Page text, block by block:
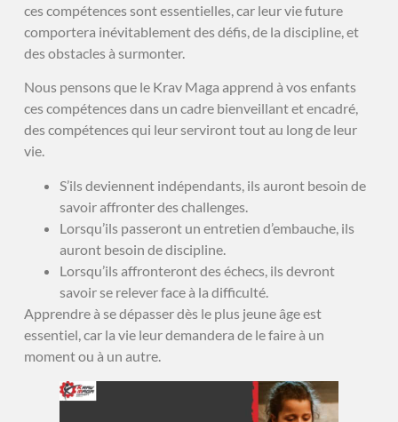
ces compétences sont essentielles, car leur vie future
comportera inévitablement des défis, de la discipline, et
des obstacles à surmonter.
Nous pensons que le Krav Maga apprend à vos enfants
ces compétences dans un cadre bienveillant et encadré,
des compétences qui leur serviront tout au long de leur
vie.
S’ils deviennent indépendants, ils auront besoin de
savoir affronter des challenges.
Lorsqu’ils passeront un entretien d’embauche, ils
auront besoin de discipline.
Lorsqu’ils affronteront des échecs, ils devront
savoir se relever face à la difficulté.
Apprendre à se dépasser dès le plus jeune âge est
essentiel, car la vie leur demandera de le faire à un
moment ou à un autre.